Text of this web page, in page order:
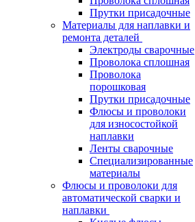
Прутки присадочные
Материалы для наплавки и
ремонта деталей
Электроды сварочные
Проволока сплошная
Проволока
порошковая
Прутки присадочные
Флюсы и проволоки
для износостойкой
наплавки
Ленты сварочные
Специализированные
материалы
Флюсы и проволоки для
автоматической сварки и
наплавки